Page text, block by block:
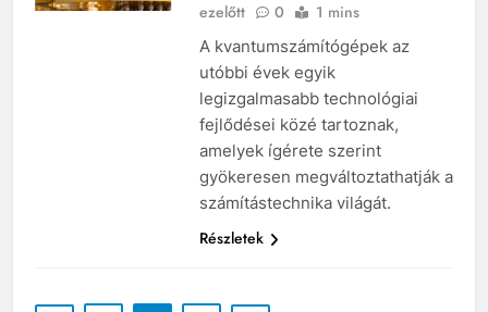
ezelőtt
0 1 mins
A kvantumszámítógépek az
utóbbi évek egyik
legizgalmasabb technológiai
fejlődései közé tartoznak,
amelyek ígérete szerint
gyökeresen megváltoztathatják a
számítástechnika világát.
Részletek